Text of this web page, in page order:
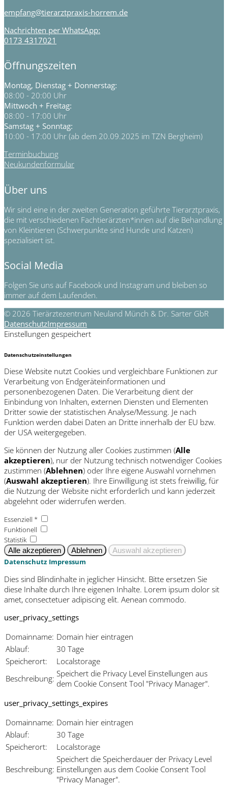
empfang@tierarztpraxis-horrem.de
Nachrichten per WhatsApp:
0173 4317021
Öffnungszeiten
Montag, Dienstag + Donnerstag:
08:00 - 20:00 Uhr
Mittwoch + Freitag:
08:00 - 17:00 Uhr
Samstag + Sonntag:
10:00 - 17:00 Uhr (ab dem 20.09.2025 im TZN Bergheim)
Terminbuchung
Neukundenformular
Über uns
Wir sind eine in der zweiten Generation geführte Tierarztpraxis,
die mit verschiedenen Fachtierärzten*innen auf die Behandlung
von Kleintieren (Schwerpunkte sind Hunde und Katzen)
spezialisiert ist.
Social Media
Folgen Sie uns auf Facebook und Instagram und bleiben so
immer auf dem Laufenden.
© 2026 Tierärztezentrum Neuland Münch & Dr. Sarter GbR
DatenschutzImpressum
Einstellungen gespeichert
Datenschutzeinstellungen
Diese Website nutzt Cookies und vergleichbare Funktionen zur
Verarbeitung von Endgeräteinformationen und
personenbezogenen Daten. Die Verarbeitung dient der
Einbindung von Inhalten, externen Diensten und Elementen
Dritter sowie der statistischen Analyse/Messung. Je nach
Funktion werden dabei Daten an Dritte innerhalb der EU bzw.
der USA weitergegeben.
Sie können der Nutzung aller Cookies zustimmen (Alle
akzeptieren), nur der Nutzung technisch notwendiger Cookies
zustimmen (Ablehnen) oder Ihre eigene Auswahl vornehmen
(Auswahl akzeptieren). Ihre Einwilligung ist stets freiwillig, für
die Nutzung der Website nicht erforderlich und kann jederzeit
abgelehnt oder widerrufen werden.
Essenziell *
Funktionell
Statistik
Datenschutz Impressum
Dies sind Blindinhalte in jeglicher Hinsicht. Bitte ersetzen Sie
diese Inhalte durch Ihre eigenen Inhalte. Lorem ipsum dolor sit
amet, consectetuer adipiscing elit. Aenean commodo.
user_privacy_settings
Domainname: Domain hier eintragen
Ablauf:
30 Tage
Speicherort:
Localstorage
Beschreibung: Speichert die Privacy Level Einstellungen aus
dem Cookie Consent Tool "Privacy Manager".
user_privacy_settings_expires
Domainname: Domain hier eintragen
Ablauf:
30 Tage
Speicherort:
Localstorage
Beschreibung:
Speichert die Speicherdauer der Privacy Level
Einstellungen aus dem Cookie Consent Tool
"Privacy Manager".